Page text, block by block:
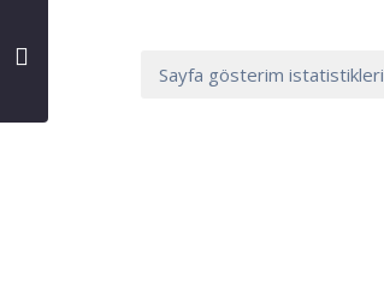
Sayfa gösterim istatistikleri